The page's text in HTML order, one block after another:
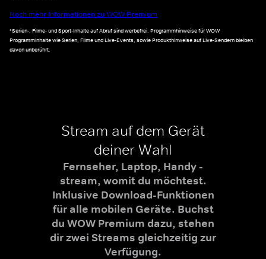
Noch mehr Informationen zu WOW Premium
*Serien-, Filme- und Sport-Inhalte auf Abruf sind werbefrei. Programmhinweise für WOW
Programminhalte wie Serien, Filme und Live-Events, sowie Produkthinweise auf Live-Sendern bleiben
davon unberührt.
Stream auf dem Gerät
deiner Wahl
Fernseher, Laptop, Handy -
stream, womit du möchtest.
Inklusive Download-Funktionen
für alle mobilen Geräte. Buchst
du WOW Premium dazu, stehen
dir zwei Streams gleichzeitig zur
Verfügung.